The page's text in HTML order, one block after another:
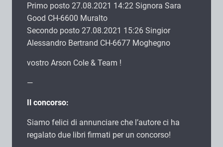
Primo posto 27.08.2021 14:22 Signora Sara
Good CH-6600 Muralto
Secondo posto 27.08.2021 15:26 Singior
Alessandro Bertrand CH-6677 Moghegno
vostro Arson Cole & Team !
—
Il concorso:
Siamo felici di annunciare che l’autore ci ha
regalato due libri firmati per un concorso!